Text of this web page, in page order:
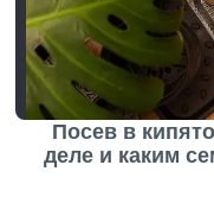
Посев в
деле и каким